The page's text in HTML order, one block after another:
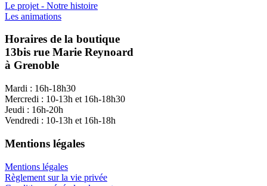
Le projet - Notre histoire
Les animations
Horaires de la boutique
13bis rue Marie Reynoard
à Grenoble
Mardi : 16h-18h30
Mercredi : 10-13h et 16h-18h30
Jeudi : 16h-20h
Vendredi : 10-13h et 16h-18h
Mentions légales
Mentions légales
Règlement sur la vie privée